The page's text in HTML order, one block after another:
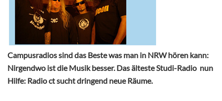
Campusradios sind das Beste was man in NRW hören kann:
Nirgendwo ist die Musik besser. Das älteste Studi-Radio nun
Hilfe: Radio ct sucht dringend neue Räume.